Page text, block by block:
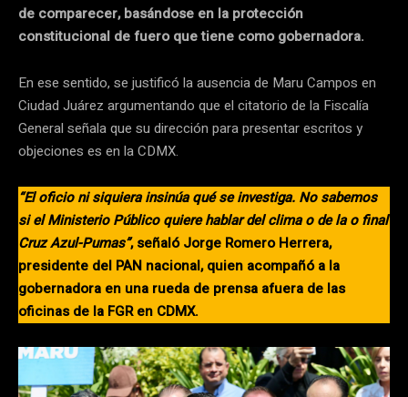
de comparecer, basándose en la protección
constitucional de fuero que tiene como gobernadora.
En ese sentido, se justificó la ausencia de Maru Campos en
Ciudad Juárez argumentando que el citatorio de la Fiscalía
General señala que su dirección para presentar escritos y
objeciones es en la CDMX.
“El oficio ni siquiera insinúa qué se investiga. No sabemos
si el Ministerio Público quiere hablar del clima o de la o final
Cruz Azul-Pumas”, señaló Jorge Romero Herrera,
presidente del PAN nacional, quien acompañó a la
gobernadora en una rueda de prensa afuera de las
oficinas de la FGR en CDMX.